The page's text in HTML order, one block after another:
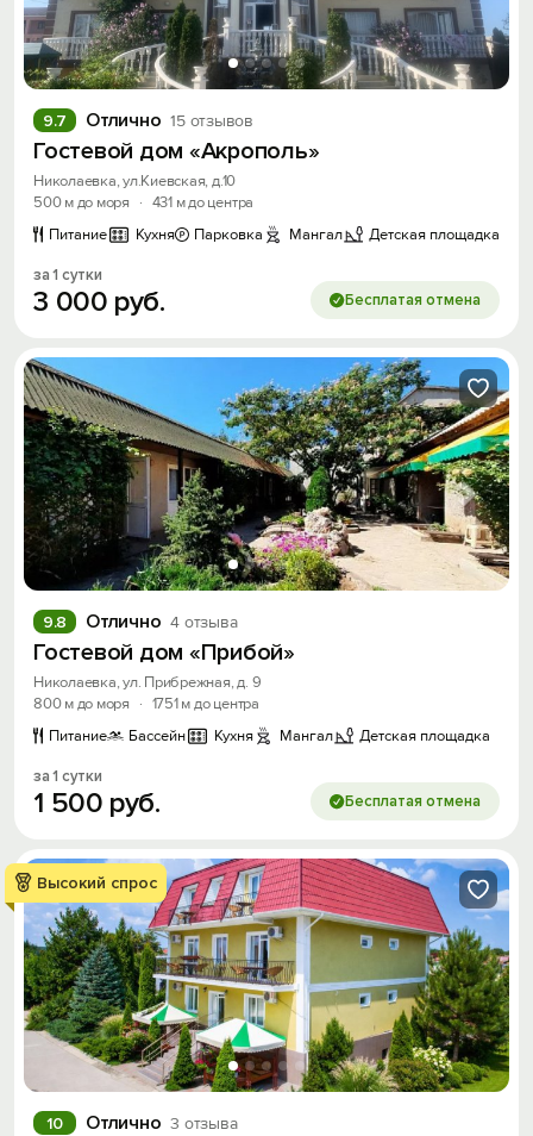
Отлично 15 отзывов
9.7
Гостевой дом «Акрополь»
Николаевка, ул.Киевская, д.10
500 м до моря
· 431 м до центра
Питание
Кухня Парковка Мангал Детская площадка
за 1 сутки
3 000 руб. Бесплатая отмена
Отлично 4 отзыва
9.8
Гостевой дом «Прибой»
Николаевка, ул. Прибрежная, д. 9
800 м до моря
· 1751 м до центра
Питание
Бассейн Кухня Мангал Детская площадка
за 1 сутки
1 500 руб. Бесплатая отмена
Высокий спрос
Отлично 3 отзыва
10